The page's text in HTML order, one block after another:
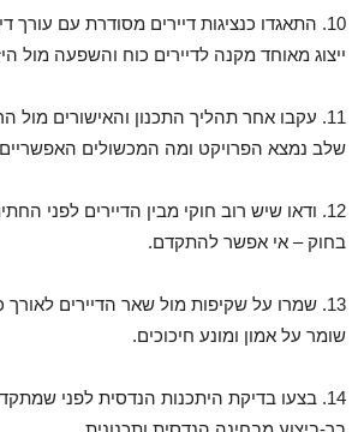
10.⁠ ⁠התאגדו כנציגות דיירים מסודרת עם עורך
ייצוג מאוחד מקנה לדיירים כוח והשפעה מול
11.⁠ ⁠עקבו אחר תהליך התכנון והאישורים מול
שלב נמצא הפרויקט ומה המכשולים
12.⁠ ⁠ודאו שיש רוב חוקי מבין הדיירים לפני
בחוק – אי אפשר להתקדם.
13.⁠ ⁠שמרו על שקיפות מול שאר הדיירים
שומר על אמון ומונע חיכוכים.
14.⁠ ⁠בצעו בדיקת היתכנות הנדסית לפני